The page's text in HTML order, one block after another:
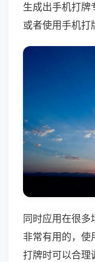
生成出手机打牌
或者使用手机打
同时应用在很多
非常有用的，使
打牌时可以合理